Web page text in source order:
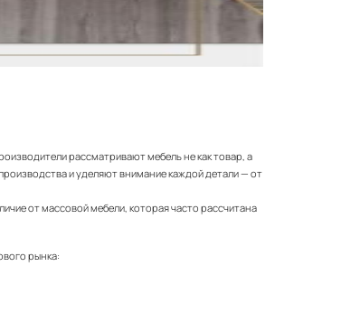
рассматривают мебель не как товар, а
и уделяют внимание каждой детали — от
от массовой мебели, которая часто рассчитана
рынка: